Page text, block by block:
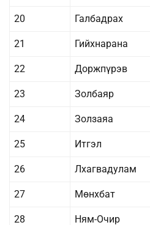
20 Галбадрах
21 Гийхнарана
22 Доржпүрэв
23 Золбаяр
24 Золзаяа
25 Итгэл
26 Лхагвадулам
27 Мөнхбат
28 Ням-Очир